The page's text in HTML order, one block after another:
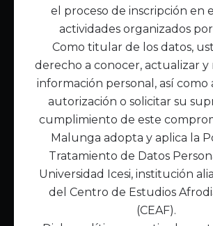
Enlaces de interés
Publicaciones
Noticias
Contáctanos
Política de Tratamiento de Datos
el proceso de inscripción en
actividades organizados
Como titular de los datos,
derecho a conocer, actualizar y
información personal, así como
autorización o solicitar su
cumplimiento de este
Malunga adopta y aplica la
Tratamiento de Datos
Universidad Icesi, institución
del Centro de Estudios
(CEAF).